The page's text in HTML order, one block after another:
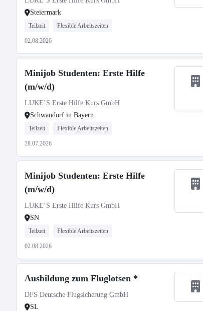
Steiermark
Teilzeit Flexible Arbeitszeiten
02.08.2026
Minijob Studenten: Erste Hilfe
(m/w/d)
LUKE’S Erste Hilfe Kurs GmbH
Schwandorf in Bayern
Teilzeit Flexible Arbeitszeiten
28.07.2026
Minijob Studenten: Erste Hilfe
(m/w/d)
LUKE’S Erste Hilfe Kurs GmbH
SN
Teilzeit Flexible Arbeitszeiten
02.08.2026
Ausbildung zum Fluglotsen *
DFS Deutsche Flugsicherung GmbH
SL